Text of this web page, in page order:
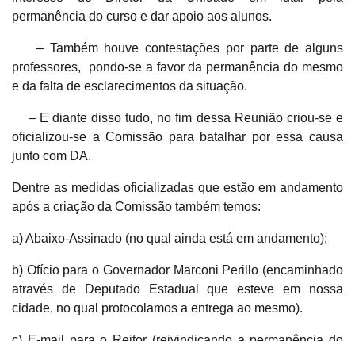
permanência do curso e dar apoio aos alunos.
– Também houve contestações por parte de alguns
professores, pondo-se a favor da permanência do mesmo
e da falta de esclarecimentos da situação.
– E diante disso tudo, no fim dessa Reunião criou-se e
oficializou-se a Comissão para batalhar por essa causa
junto com DA.
Dentre as medidas oficializadas que estão em andamento
após a criação da Comissão também temos:
a) Abaixo-Assinado (no qual ainda está em andamento);
b) Ofício para o Governador Marconi Perillo (encaminhado
através de Deputado Estadual que esteve em nossa
cidade, no qual protocolamos a entrega ao mesmo).